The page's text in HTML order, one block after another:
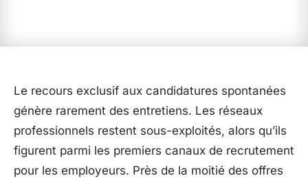
Le recours exclusif aux candidatures spontanées
génère rarement des entretiens. Les réseaux
professionnels restent sous-exploités, alors qu’ils
figurent parmi les premiers canaux de recrutement
pour les employeurs. Près de la moitié des offres